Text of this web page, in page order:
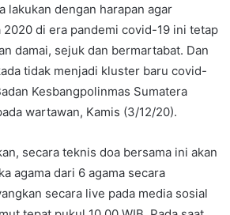
lakukan dengan harapan agar
2020 di era pandemi covid-19 ini tetap
damai, sejuk dan bermartabat. Dan
tidak menjadi kluster baru covid-
Kesbangpolinmas Sumatera
wartawan, Kamis (3/12/20).
secara teknis doa bersama ini akan
agama dari 6 agama secara
secara live pada media sosial